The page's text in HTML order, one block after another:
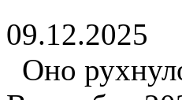
09.12.2025
Оно